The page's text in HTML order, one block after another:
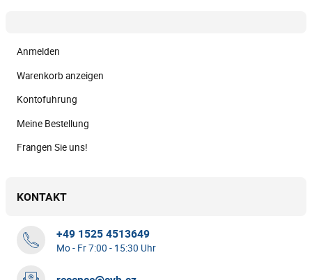
Anmelden
Warenkorb anzeigen
Kontofuhrung
Meine Bestellung
Frangen Sie uns!
KONTAKT
+49 1525 4513649
Mo - Fr 7:00 - 15:30 Uhr